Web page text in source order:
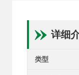
详细
类型